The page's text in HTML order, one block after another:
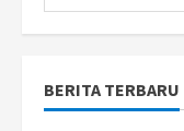
for:
BERITA TERBARU